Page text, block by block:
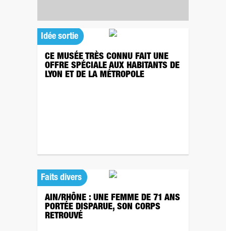
Idée sortie
CE MUSÉE TRÈS CONNU FAIT UNE
OFFRE SPÉCIALE AUX HABITANTS DE
LYON ET DE LA MÉTROPOLE
Faits divers
AIN/RHÔNE : UNE FEMME DE 71 ANS
PORTÉE DISPARUE, SON CORPS
RETROUVÉ